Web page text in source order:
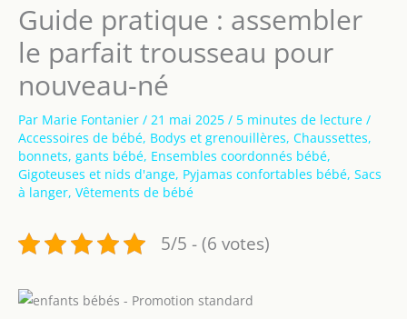
Guide pratique : assembler
le parfait trousseau pour
nouveau-né
Par Marie Fontanier / 21 mai 2025 / 5 minutes de lecture /
Accessoires de bébé, Bodys et grenouillères, Chaussettes,
bonnets, gants bébé, Ensembles coordonnés bébé,
Gigoteuses et nids d'ange, Pyjamas confortables bébé, Sacs
à langer, Vêtements de bébé
5/5 - (6 votes)